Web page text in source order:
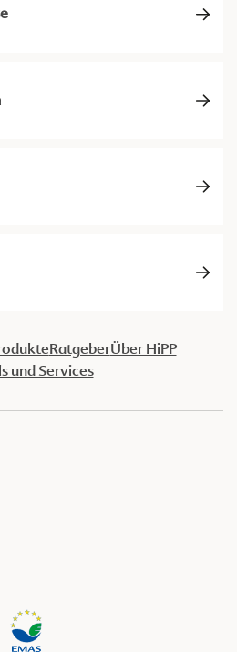
RatgeberÜber HiPP
und Services